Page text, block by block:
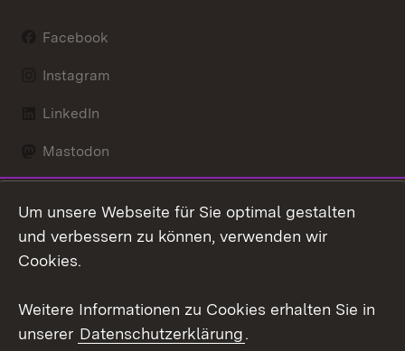
Facebook
Instagram
LinkedIn
Mastodon
X / Twitter
Youtube
Kontakt
Datenschutz
Um unsere Webseite für Sie optimal gestalten
und verbessern zu können, verwenden wir
Cookies.
Weitere Informationen zu Cookies erhalten Sie in
unserer Datenschutzerklärung.